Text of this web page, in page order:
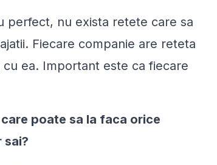
perfect, nu exista retete care sa
Fiecare companie are reteta
ea. Important este ca fiecare
poate sa la faca orice
sai?